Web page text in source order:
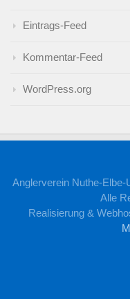
Eintrags-Feed
Kommentar-Feed
WordPress.org
Anglerverein Nuthe-
Alle
Realisierung &